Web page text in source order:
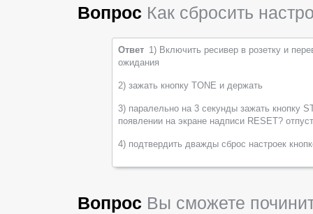
Вопрос Как сбросить
Ответ 1) Включить ресивер в розетку и
ожидания
2) зажать кнопку TONE и держать
3) паралельно на 3 секунды зажать кнопку
появлении на экране надписи RESET?
4) подтвердить дважды сброс настроек
Вопрос Вы сможете